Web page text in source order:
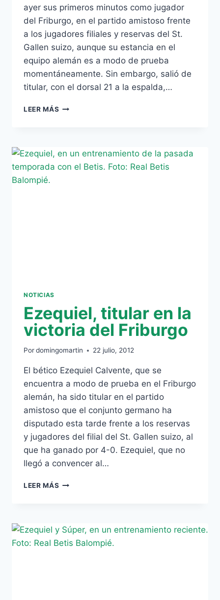
ayer sus primeros minutos como jugador
del Friburgo, en el partido amistoso frente
a los jugadores filiales y reservas del St.
Gallen suizo, aunque su estancia en el
equipo alemán es a modo de prueba
momentáneamente. Sin embargo, salió de
titular, con el dorsal 21 a la espalda,…
LEER MÁS [VÍDEO]
LA
CAMISETA
NOTICIAS
Ezequiel, titular en la
victoria del Friburgo
Pordomingomartin 22 julio, 2012
El bético Ezequiel Calvente, que se
encuentra a modo de prueba en el Friburgo
alemán, ha sido titular en el partido
amistoso que el conjunto germano ha
disputado esta tarde frente a los reservas
y jugadores del filial del St. Gallen suizo, al
que ha ganado por 4-0. Ezequiel, que no
llegó a convencer al…
LEER MÁS EZEQUIEL,
VICTORIA
DEL
FRIBURGO